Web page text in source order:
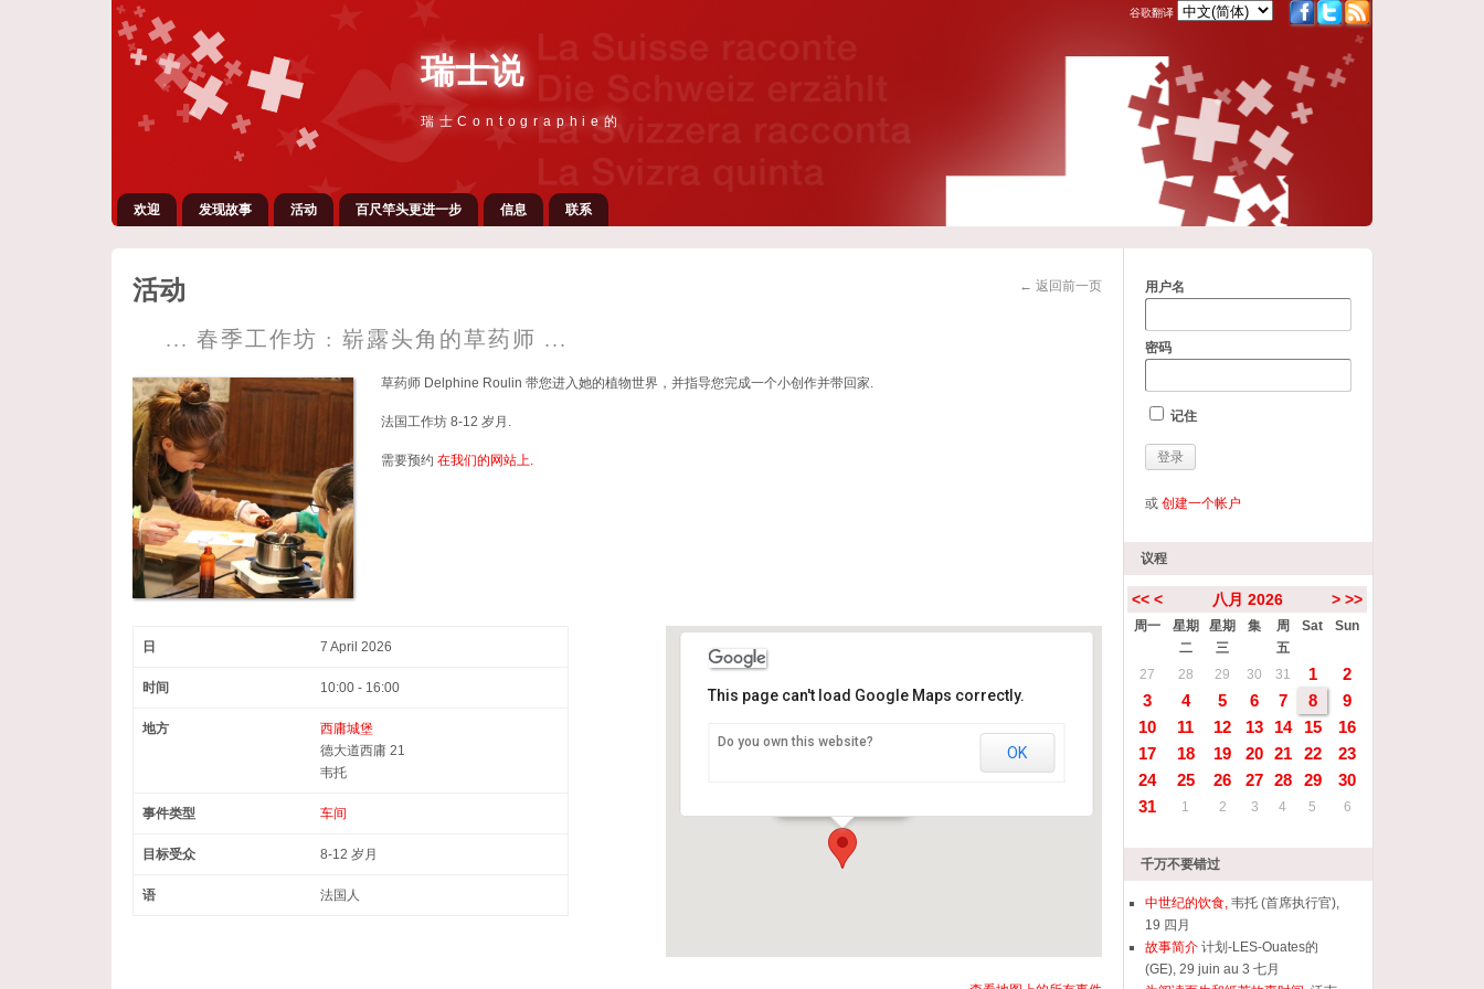
瑞士说
瑞士Contographie的
谷歌翻译
欢迎 发现故事 活动 百尺竿头更进一步 信息 联系
← 返回前一页
活动
... 春季工作坊 : 崭露头角的草药师 ...
草药师 Delphine Roulin 带您进入她的植物世界，并指导您完成一个小创作并带回家.
法国工作坊 8-12 岁月.
需要预约 在我们的网站上.
日 7 April 2026
时间 10:00 - 16:00
地方
西庸城堡
德大道西庸 21
韦托
事件类型 车间
目标受众 8-12 岁月
语 法国人
This page can't load Google Maps correctly.
Do you own this website?
OK
用户名
密码
记住
或创建一个帐户
议程
<< < 八月 2026 > >>
周一
星期
二
星期
三
集
周
五
Sat Sun
27 28 29 30 31 1
2
3
4 5 6 7 8
9
10
11 12 13 14 15
16
17
18 19 20 21 22
23
24
25 26 27 28 29
30
31
1 2 3 4 5 6
千万不要错过
中世纪的饮食, 韦托 (首席执行官),
19 四月
故事简介计划-LES-Ouates的
(GE), 29 juin au 3 七月